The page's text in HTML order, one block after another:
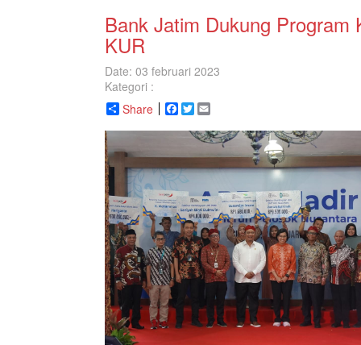
Bank Jatim Dukung
KUR
Date: 03 februari 2023
Kategori :
Share
Facebook
Twitter